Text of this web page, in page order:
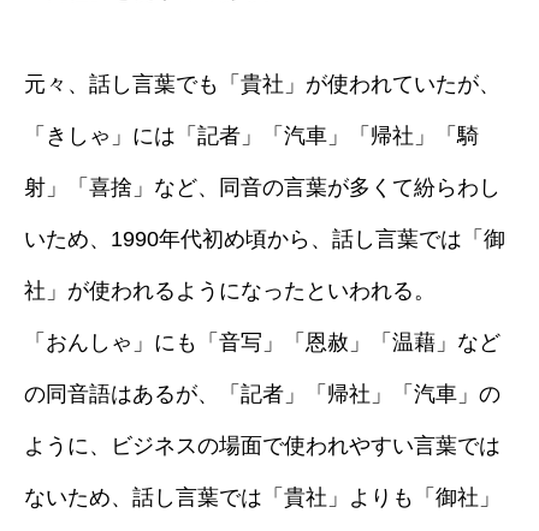
元々、話し言葉でも「貴社」が使われていたが、
「きしゃ」には「記者」「汽車」「帰社」「騎
射」「喜捨」など、同音の言葉が多くて紛らわし
いため、1990年代初め頃から、話し言葉では「御
社」が使われるようになったといわれる。
「おんしゃ」にも「音写」「恩赦」「温藉」など
の同音語はあるが、「記者」「帰社」「汽車」の
ように、ビジネスの場面で使われやすい言葉では
ないため、話し言葉では「貴社」よりも「御社」